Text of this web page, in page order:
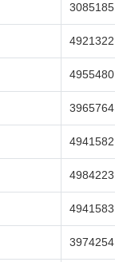
3085185
4921322
4955480
3965764
4941582
4984223
4941583
3974254